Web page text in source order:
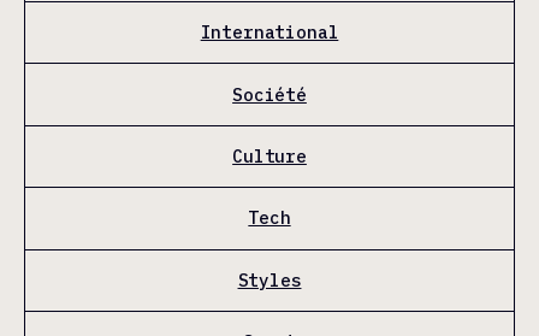
International
Société
Culture
Tech
Styles